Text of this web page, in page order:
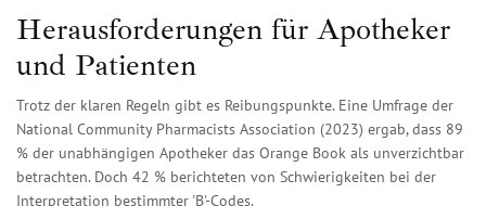
Herausforderungen für Apotheker
und Patienten
Trotz der klaren Regeln gibt es Reibungspunkte. Eine Umfrage der
National Community Pharmacists Association (2023) ergab, dass 89
% der unabhängigen Apotheker das Orange Book als unverzichtbar
betrachten. Doch 42 % berichteten von Schwierigkeiten bei der
Interpretation bestimmter 'B'-Codes.